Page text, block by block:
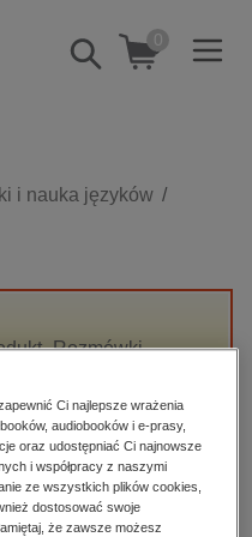
Pokaż/schowaj
wyszukiwarkę
0
informatyka
i nauka języków
„Rozmówki
Ci najlepsze wrażenia
audiobooków i e-prasy,
oraz udostępniać Ci najnowsze
i współpracy z naszymi
ze wszystkich plików cookies,
dostosować swoje
że zawsze możesz